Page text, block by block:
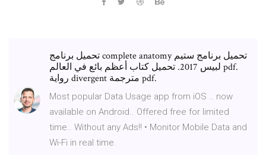
تحميل برنامج complete anatomy تحميل برنامج ستيم
لبيس 2017. تحميل كتاب أعظم بائع في العالم pdf.
رواية divergent مترجمة pdf.
Most popular Data Usage app from iOS .. now
available on Android.. Offered free for limited
time.. Without any Ads!! • Monitor Mobile Data and
Wi-Fi in real time.